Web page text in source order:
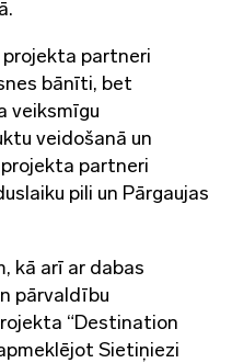
projekta partneri
bānīti, bet
veiksmīgu
veidošanā un
partneri
pili un Pārgaujas
kā arī ar dabas
pārvaldību
“Destination
Sietiņiezi